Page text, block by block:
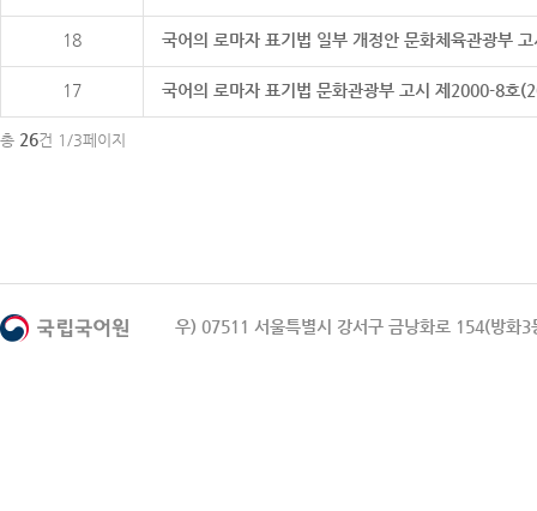
18 국어의 로마자 표기법 일부 개정안 문화체육관광부
17 국어의 로마자 표기법 문화관광부 고시 제2000-8호
총 26건 1/3페이지
우) 07511 서울특별시 강서구 금낭화로 154(방화3